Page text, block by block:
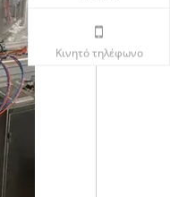
Κινητό τηλέφωνο